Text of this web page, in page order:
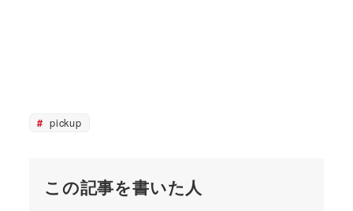
pickup
この記事を書いた人